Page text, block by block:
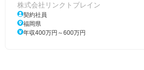
株式会社リンクトブレイン
契約社員
福岡県
年収400万円～600万円